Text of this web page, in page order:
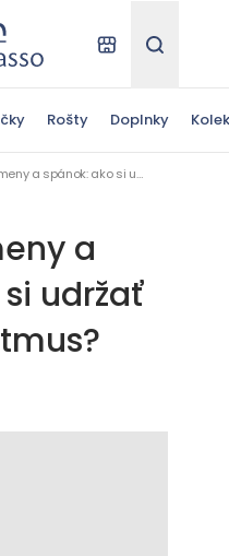
Kde kúpiťHľadať
Rošty Doplnky
Práca na zmeny a spánok: ako si udržať zdravý biorytmus?
a
udržať